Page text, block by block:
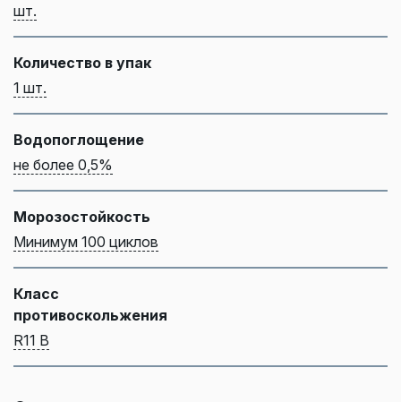
шт.
Количество в упак
1 шт.
Водопоглощение
не более 0,5%
Морозостойкость
Минимум 100 циклов
Класс
противоскольжения
R11 В